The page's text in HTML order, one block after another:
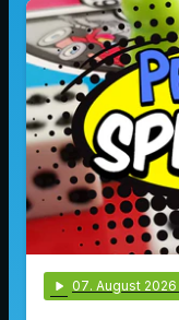
play_arrow 07. August